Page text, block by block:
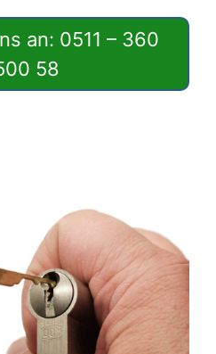
an: 0511 – 360
58